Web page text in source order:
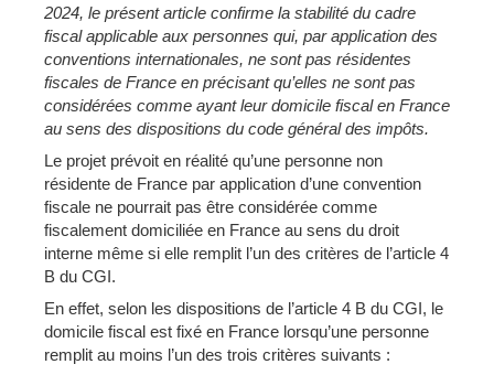
2024, le présent article confirme la stabilité du cadre
fiscal applicable aux personnes qui, par application des
conventions internationales, ne sont pas résidentes
fiscales de France en précisant qu’elles ne sont pas
considérées comme ayant leur domicile fiscal en France
au sens des dispositions du code général des impôts.
Le projet prévoit en réalité qu’une personne non
résidente de France par application d’une convention
fiscale ne pourrait pas être considérée comme
fiscalement domiciliée en France au sens du droit
interne même si elle remplit l’un des critères de l’article 4
B du CGI.
En effet, selon les dispositions de l’article 4 B du CGI, le
domicile fiscal est fixé en France lorsqu’une personne
remplit au moins l’un des trois critères suivants :